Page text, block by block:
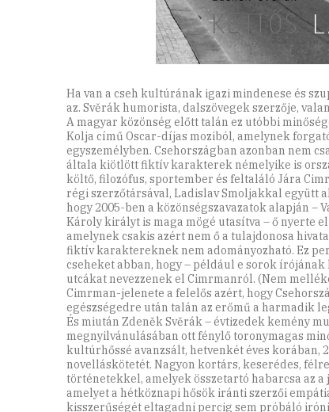
Ha van a cseh kultúrának igazi mindenese és
az. Svěrák humorista, dalszövegek szerzője,
A magyar közönség előtt talán ez utóbbi
Kolja című Oscar-díjas moziból, amelynek
egyszemélyben. Csehországban azonban nem
általa kiötlött fiktív karakterek némelyike is
költő, filozófus, sportember és feltaláló Jára
régi szerzőtársával, Ladislav Smoljakkal együtt
hogy 2005-ben a közönségszavazatok alapján –
Károly királyt is maga mögé utasítva – ő nyerte
amelynek csakis azért nem ő a tulajdonosa
fiktív karaktereknek nem adományozható. Ez
cseheket abban, hogy – például e sorok
utcákat nevezzenek el Cimrmanról. (Nem
Cimrman-jelenete a felelős azért, hogy
egészségedre után talán az erőmű a harmadik
És miután Zdeněk Svěrák – évtizedek kemény
megnyilvánulásában ott fénylő toronymagas
kultúrhőssé avanzsált, hetvenkét éves korában,
novelláskötetét. Nagyon kortárs, keserédes,
történetekkel, amelyek összetartó habarcsa az
amelyet a hétköznapi hősök iránti szerzői
kisszerűségét eltagadni percig sem próbáló